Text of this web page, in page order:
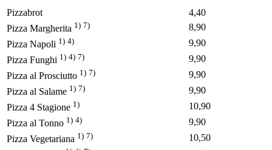
Pizzabrot
4,40
Pizza Margherita 1) 7)
8,90
Pizza Napoli 1) 4)
9,90
Pizza Funghi 1) 4) 7)
9,90
Pizza al Prosciutto 1) 7)
9,90
Pizza al Salame 1) 7)
9,90
Pizza 4 Stagione 1)
10,90
Pizza al Tonno 1) 4)
9,90
Pizza Vegetariana 1) 7)
10,50